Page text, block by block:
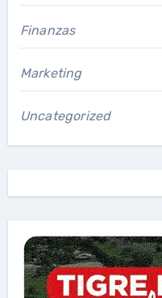
Finanzas
Marketing
Uncategorized